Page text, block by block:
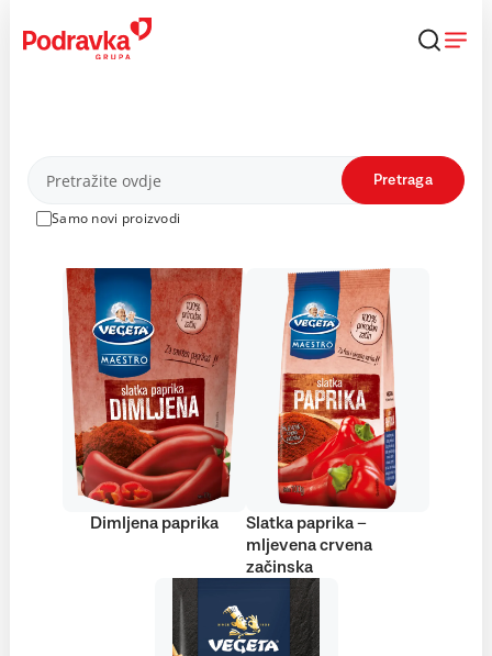
content
Proizvodi
Samo novi proizvodi
Pretraga
Dimljena paprika
Slatka paprika –
mljevena crvena
začinska